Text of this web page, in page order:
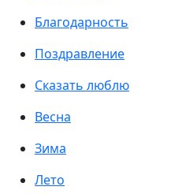
Благодарность
Поздравление
Сказать люблю
Весна
Зима
Лето